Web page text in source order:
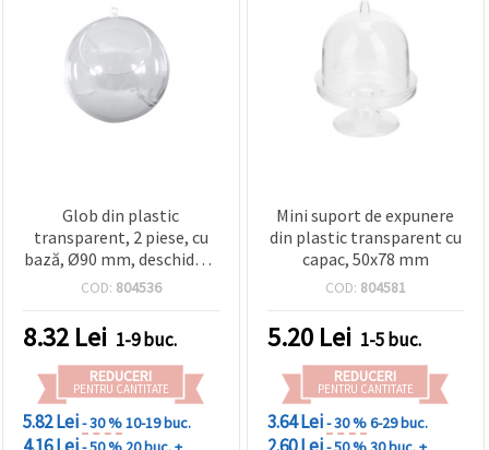
Glob din plastic
transparent, 2 piese, cu
bază, Ø90 mm, deschidere
45 mm
COD: 804536
8.32 Lei 1-9 buc.
REDUCERI
PENTRU CANTITATE
5.82 Lei- 30 %10-19 buc.
4.16 Lei
Mini suport de expunere
din plastic transparent cu
capac, 50x78 mm
COD: 804581
5.20 Lei 1-5 buc.
REDUCERI
PENTRU CANTITATE
3.64 Lei- 30 %6-29 buc.
2.60 Lei